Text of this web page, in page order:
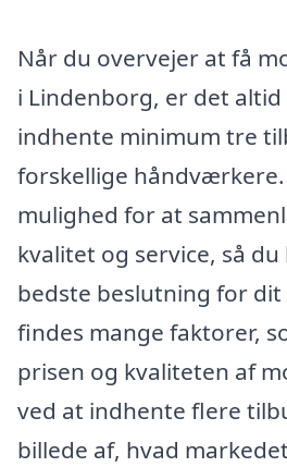
Når du overvejer at få
i Lindenborg, er det
indhente minimum tre
forskellige
mulighed for at
kvalitet og service, så
bedste beslutning for dit
findes mange faktorer,
prisen og kvaliteten af
ved at indhente flere
billede af, hvad